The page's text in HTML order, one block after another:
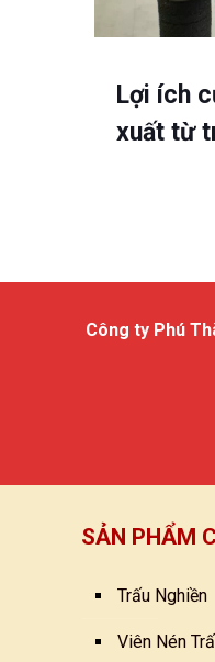
Lợi ích
xuất từ
Công ty Phú
SẢN PHẨM
Trấu Nghiền
Viên Nén